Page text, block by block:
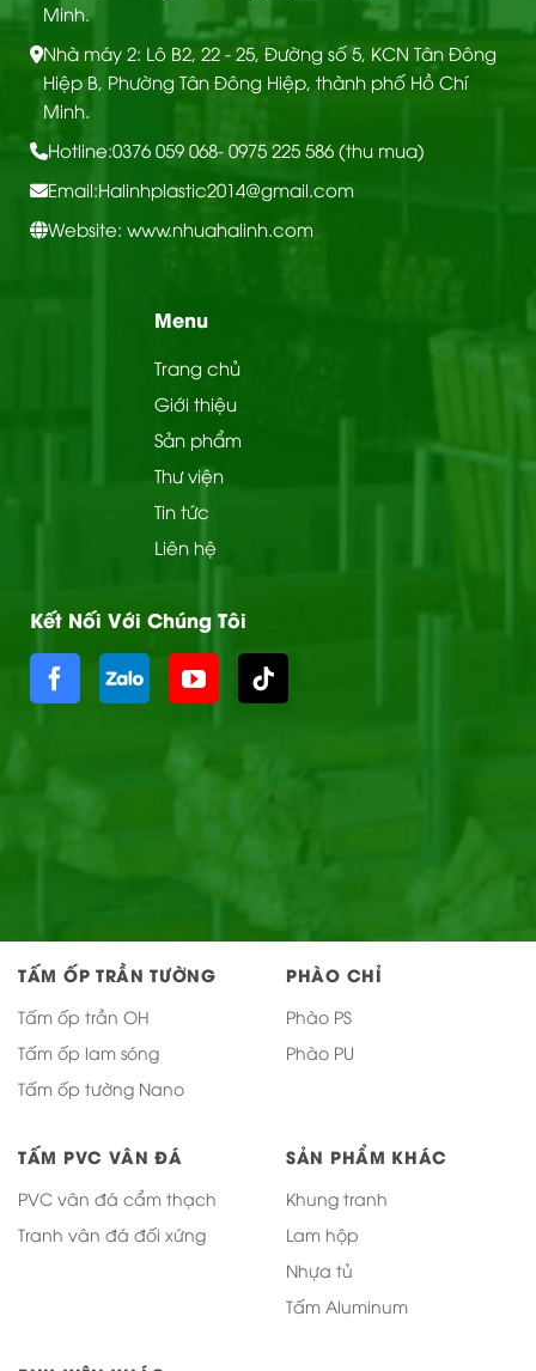
Minh.
Nhà máy 2: Lô B2, 22 - 25, Đường số 5, KCN Tân Đông
Hiệp B, Phường Tân Đông Hiệp, thành phố Hồ Chí
Minh.
Hotline:0376 059 068- 0975 225 586 (thu mua)
Email:Halinhplastic2014@gmail.com
Website: www.nhuahalinh.com
Menu
Trang chủ
Giới thiệu
Sản phẩm
Thư viện
Tin tức
Liên hệ
Kết Nối Với Chúng Tôi
TẤM ỐP TRẦN TƯỜNG
Tấm ốp trần OH
Tấm ốp lam sóng
Tấm ốp tường Nano
PHÀO CHỈ
Phào PS
Phào PU
TẤM PVC VÂN ĐÁ
PVC vân đá cẩm thạch
Tranh vân đá đối xứng
SẢN PHẨM KHÁC
Khung tranh
Lam hộp
Nhựa tủ
Tấm Aluminum